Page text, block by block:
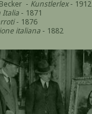
- Kunstlerlex- 1912
Italia - 1871
- 1876
italiana - 1882